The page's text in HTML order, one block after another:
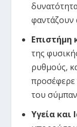
φαντάζουν
Επιστήμη
της
ρυθμούς,
προσέφερε
του
Υγεία και